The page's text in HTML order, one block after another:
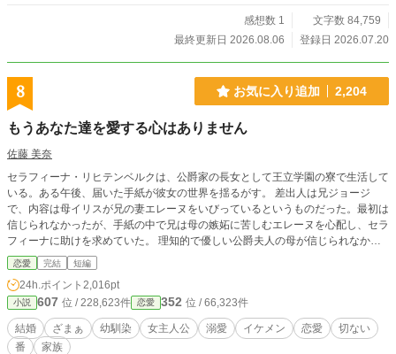
感想数 1
文字数 84,759
最終更新日 2026.08.06
登録日 2026.07.20
8 お気に入り追加 2,204
もうあなた達を愛する心はありません
佐藤 美奈
セラフィーナ・リヒテンベルクは、公爵家の長女として王立学園の寮で生活して
いる。ある午後、届いた手紙が彼女の世界を揺るがす。 差出人は兄ジョージ
で、内容は母イリスが兄の妻エレーヌをいびっているというものだった。最初は
信じられなかったが、手紙の中で兄は母の嫉妬に苦しむエレーヌを心配し、セラ
フィーナに助けを求めていた。 理知的で優しい公爵夫人の母が信じられなかっ
たが、兄の必死な頼みに胸が痛む。 セラフィーナは、一年ぶりに実家に帰る
と、母が物置に閉じ込められていた。幸せだった家族の日常が壊れていく。魔法
やファンタジー異世界系は、途中からあるかもしれません。
恋愛 完結 短編
24h.ポイント 2,016pt
小説 607 位 / 228,623件 恋愛 352 位 / 66,323件
結婚 ざまぁ 幼馴染 女主人公 溺愛 イケメン 恋愛
切ない
番
家族